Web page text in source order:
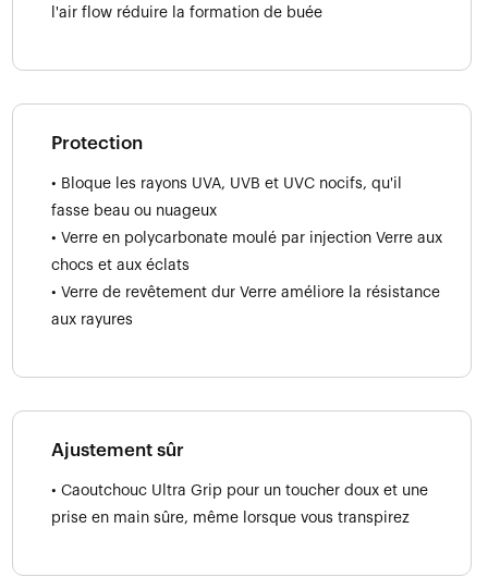
l'air flow réduire la formation de buée
Protection
• Bloque les rayons UVA, UVB et UVC nocifs, qu'il
fasse beau ou nuageux
• Verre en polycarbonate moulé par injection Verre aux
chocs et aux éclats
• Verre de revêtement dur Verre améliore la résistance
aux rayures
Ajustement sûr
• Caoutchouc Ultra Grip pour un toucher doux et une
prise en main sûre, même lorsque vous transpirez